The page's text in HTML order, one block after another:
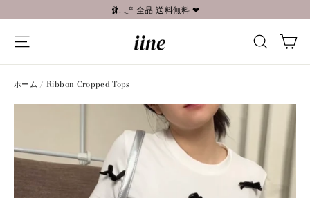
ン
ツ
🩰𓂃꙳ 全品 送料無料 ❤︎
ナビゲーションメニュー 検索す
ホーム / Ribbon Cropped Tops